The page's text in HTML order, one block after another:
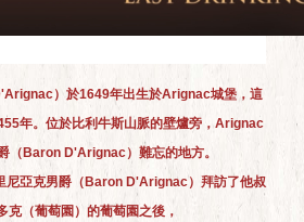
）於1649年出生於Arignac城堡，這
年。位於比利牛斯山脈的壁爐旁，Arignac
（Baron D'Arignac）難忘的地方。
尼亞克男爵（Baron D'Arignac）拜訪了他叔
克（葡萄園）的葡萄園之後，